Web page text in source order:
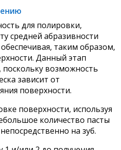
для полировки,
средней абразивности
таким образом,
Данный этап
поскольку возможность
зависит от
поверхности.
поверхности, используя
количество пасты
на зуб.